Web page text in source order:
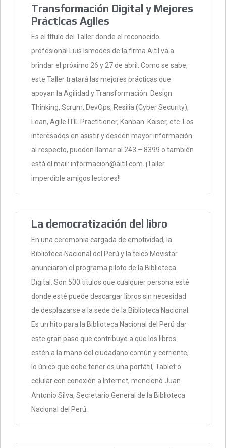
Transformación Digital y Mejores
Prácticas Agiles
Es el título del Taller donde el reconocido
profesional Luis Ismodes de la firma Aitil va a
brindar el próximo 26 y 27 de abril. Como se sabe,
este Taller tratará las mejores prácticas que
apoyan la Agilidad y Transformación: Design
Thinking, Scrum, DevOps, Resilia (Cyber Security),
Lean, Agile ITIL Practitioner, Kanban. Kaiser, etc. Los
interesados en asistir y deseen mayor información
al respecto, pueden llamar al 243 – 8399 o también
está el mail: informacion@aitil.com. ¡Taller
imperdible amigos lectores!!
La democratización del libro
En una ceremonia cargada de emotividad, la
Biblioteca Nacional del Perú y la telco Movistar
anunciaron el programa piloto de la Biblioteca
Digital. Son 500 títulos que cualquier persona esté
donde esté puede descargar libros sin necesidad
de desplazarse a la sede de la Biblioteca Nacional.
Es un hito para la Biblioteca Nacional del Perú dar
este gran paso que contribuye a que los libros
estén a la mano del ciudadano común y corriente,
lo único que debe tener es una portátil, Tablet o
celular con conexión a Internet, mencionó Juan
Antonio Silva, Secretario General de la Biblioteca
Nacional del Perú.